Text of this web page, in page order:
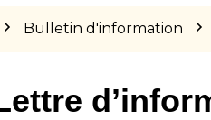
Bulletin d'information